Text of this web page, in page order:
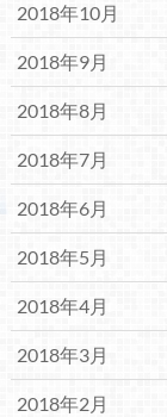
2018年10月
2018年9月
2018年8月
2018年7月
2018年6月
2018年5月
2018年4月
2018年3月
2018年2月